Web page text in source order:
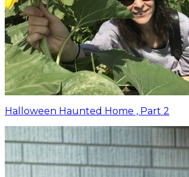
Halloween Haunted Home , Part 2